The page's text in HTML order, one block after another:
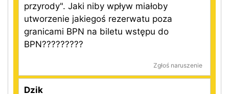
przyrody". Jaki niby wpływ miałoby
utworzenie jakiegoś rezerwatu poza
granicami BPN na biletu wstępu do
BPN?????????
Zgłoś naruszenie
Dzik